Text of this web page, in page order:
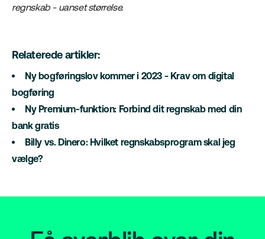
regnskab - uanset størrelse.
Relaterede artikler:
Ny bogføringslov kommer i 2023 - Krav om digital
bogføring
Ny Premium-funktion: Forbind dit regnskab med din
bank gratis
Billy vs. Dinero: Hvilket regnskabsprogram skal jeg
vælge?